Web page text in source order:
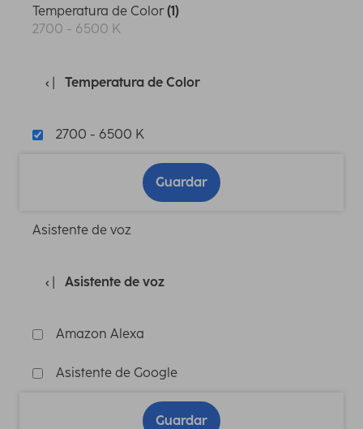
Temperatura de Color(1)
2700 - 6500 K
Temperatura de Color
2700 - 6500 K
Guardar
Asistente de voz
Asistente de voz
Amazon Alexa
Asistente de Google
Guardar